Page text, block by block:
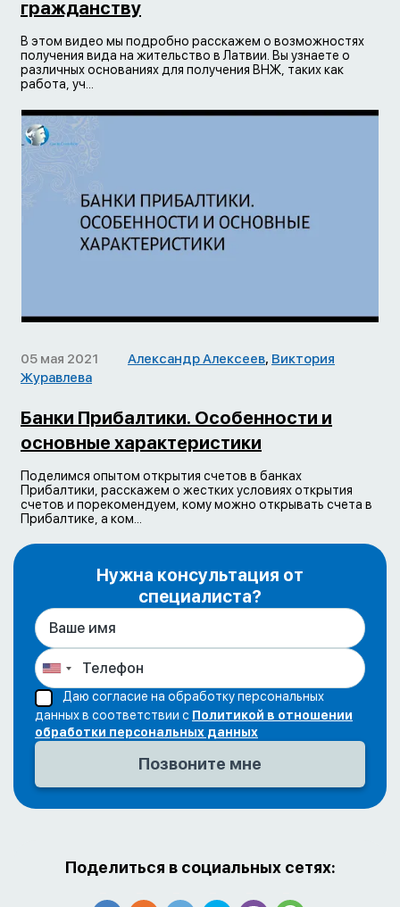
гражданству
В этом видео мы подробно расскажем о возможностях
получения вида на жительство в Латвии. Вы узнаете о
различных основаниях для получения ВНЖ, таких как
работа, уч...
05 мая 2021 Александр Алексеев, Виктория
Журавлева
Банки Прибалтики. Особенности и
основные характеристики
Поделимся опытом открытия счетов в банках
Прибалтики, расскажем о жестких условиях открытия
счетов и порекомендуем, кому можно открывать счета в
Прибалтике, а ком...
Нужна консультация от
специалиста?
Даю согласие на обработку персональных
данных в соответствии с Политикой в отношении
обработки персональных данных
Поделиться в социальных сетях: